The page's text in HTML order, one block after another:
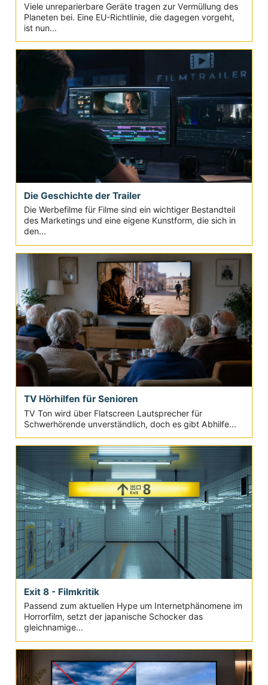
Viele unreparierbare Geräte tragen zur Vermüllung des
Planeten bei. Eine EU-Richtlinie, die dagegen vorgeht,
ist nun...
Die Geschichte der Trailer
Die Werbefilme für Filme sind ein wichtiger Bestandteil
des Marketings und eine eigene Kunstform, die sich in
den...
TV Hörhilfen für Senioren
TV Ton wird über Flatscreen Lautsprecher für
Schwerhörende unverständlich, doch es gibt Abhilfe...
Exit 8 - Filmkritik
Passend zum aktuellen Hype um Internetphänomene im
Horrorfilm, setzt der japanische Schocker das
gleichnamige...